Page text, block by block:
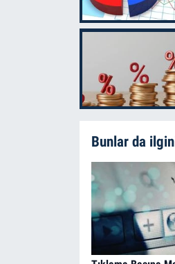
Bunlar da